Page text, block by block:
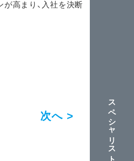
高まり、入社を決断
次へ > スペシャリスト採用